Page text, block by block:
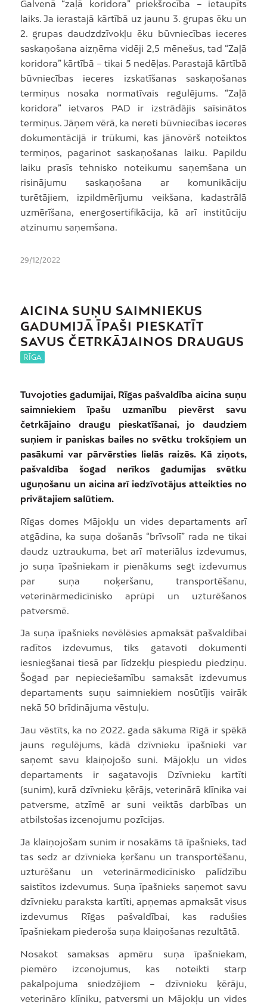
Galvenā “zaļā koridora” priekšrocība – ietaupīts
laiks. Ja ierastajā kārtībā uz jaunu 3. grupas ēku un
2. grupas daudzdzīvokļu ēku būvniecības ieceres
saskaņošana aizņēma vidēji 2,5 mēnešus, tad “Zaļā
koridora” kārtībā – tikai 5 nedēļas. Parastajā kārtībā
būvniecības ieceres izskatīšanas saskaņošanas
termiņus nosaka normatīvais regulējums. “Zaļā
koridora” ietvaros PAD ir izstrādājis saīsinātos
termiņus. Jāņem vērā, ka nereti būvniecības ieceres
dokumentācijā ir trūkumi, kas jānovērš noteiktos
termiņos, pagarinot saskaņošanas laiku. Papildu
laiku prasīs tehnisko noteikumu saņemšana un
risinājumu saskaņošana ar komunikāciju
turētājiem, izpildmērījumu veikšana, kadastrālā
uzmērīšana, energosertifikācija, kā arī institūciju
atzinumu saņemšana.
29/12/2022
AICINA SUŅU SAIMNIEKUS
GADUMIJĀ ĪPAŠI PIESKATĪT
SAVUS ČETRKĀJAINOS DRAUGUS
RĪGA
Tuvojoties gadumijai, Rīgas pašvaldība aicina suņu
saimniekiem īpašu uzmanību pievērst savu
četrkājaino draugu pieskatīšanai, jo daudziem
suņiem ir paniskas bailes no svētku trokšņiem un
pasākumi var pārvērsties lielās raizēs. Kā ziņots,
pašvaldība šogad nerīkos gadumijas svētku
uguņošanu un aicina arī iedzīvotājus atteikties no
privātajiem salūtiem.
Rīgas domes Mājokļu un vides departaments arī
atgādina, ka suņa došanās “brīvsolī” rada ne tikai
daudz uztraukuma, bet arī materiālus izdevumus,
jo suņa īpašniekam ir pienākums segt izdevumus
par suņa noķeršanu, transportēšanu,
veterinārmedicīnisko aprūpi un uzturēšanos
patversmē.
Ja suņa īpašnieks nevēlēsies apmaksāt pašvaldībai
radītos izdevumus, tiks gatavoti dokumenti
iesniegšanai tiesā par līdzekļu piespiedu piedziņu.
Šogad par nepieciešamību samaksāt izdevumus
departaments suņu saimniekiem nosūtījis vairāk
nekā 50 brīdinājuma vēstuļu.
Jau vēstīts, ka no 2022. gada sākuma Rīgā ir spēkā
jauns regulējums, kādā dzīvnieku īpašnieki var
saņemt savu klaiņojošo suni. Mājokļu un vides
departaments ir sagatavojis Dzīvnieku kartīti
(sunim), kurā dzīvnieku ķērājs, veterinārā klīnika vai
patversme, atzīmē ar suni veiktās darbības un
atbilstošas izcenojumu pozīcijas.
Ja klaiņojošam sunim ir nosakāms tā īpašnieks, tad
tas sedz ar dzīvnieka ķeršanu un transportēšanu,
uzturēšanu un veterinārmedicīnisko palīdzību
saistītos izdevumus. Suņa īpašnieks saņemot savu
dzīvnieku paraksta kartīti, apņemas apmaksāt visus
izdevumus Rīgas pašvaldībai, kas radušies
īpašniekam piederoša suņa klaiņošanas rezultātā.
Nosakot samaksas apmēru suņa īpašniekam,
piemēro izcenojumus, kas noteikti starp
pakalpojuma sniedzējiem – dzīvnieku ķērāju,
veterināro klīniku, patversmi un Mājokļu un vides